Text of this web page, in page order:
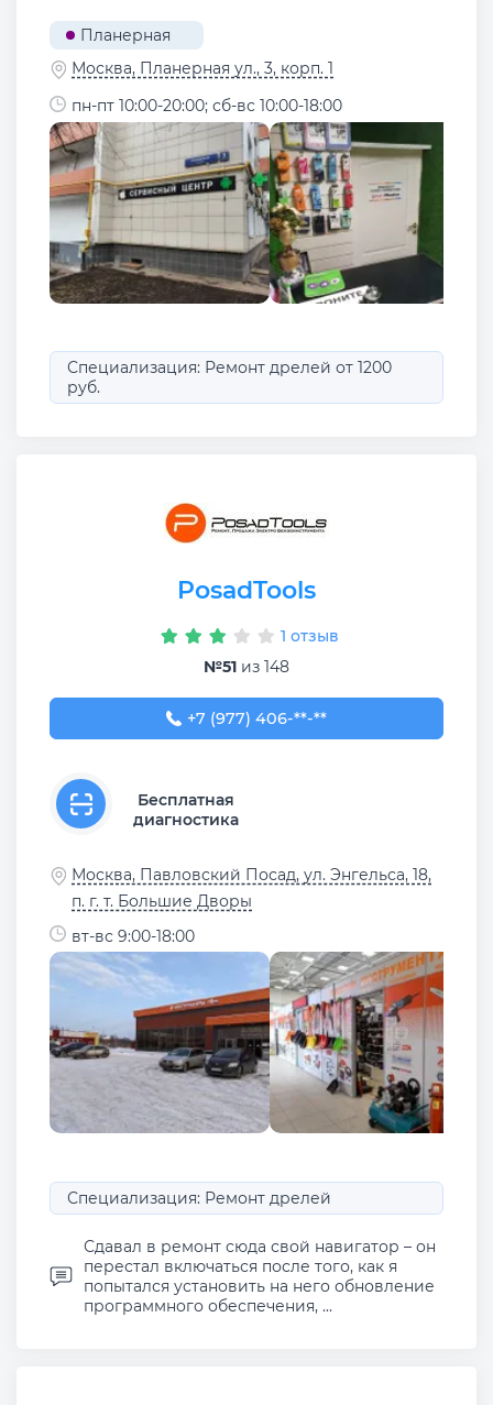
Планерная
Москва, Планерная ул., 3, корп. 1
пн-пт 10:00-20:00; сб-вс 10:00-18:00
Специализация: Ремонт дрелей от 1200
руб.
PosadTools
1 отзыв
№51 из 148
+7 (977) 406-66-02
+7 (977) 406-**-**
Бесплатная
диагностика
Москва, Павловский Посад, ул. Энгельса, 18,
п. г. т. Большие Дворы
вт-вс 9:00-18:00
Специализация: Ремонт дрелей
Сдавал в ремонт сюда свой навигатор – он
перестал включаться после того, как я
попытался установить на него обновление
программного обеспечения, ...